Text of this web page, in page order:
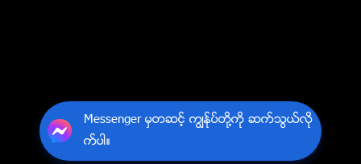
Messenger မွတဆင့္ ကြၽန္ုပ္တို႔ကို ဆက္သြယ္လို
က္ပါ။